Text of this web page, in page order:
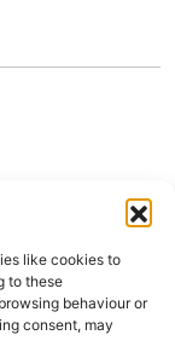
like cookies to
to these
behaviour or
consent, may